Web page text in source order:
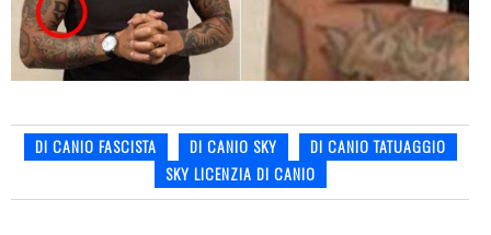
DI CANIO FASCISTA DI CANIO SKY
DI CANIO TATUAGGIO
SKY LICENZIA DI CANIO